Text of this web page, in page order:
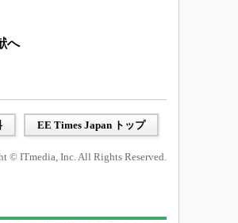
へ
EE Times Japan トップ
© ITmedia, Inc. All Rights Reserved.